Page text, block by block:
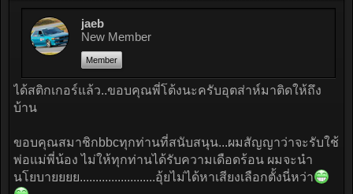
jaeb
New Member
Member
ได้สติกเกอร์แล้ว..ขอบคุณพี่โต้งนะครับอุตส่าห์มาติดให้ถึง
บ้าน
ขอบคุณสมาชิกbbcทุกท่านที่สนับสนุน...ผมสัญญาว่าจะรับใช้
พ่อแม่พี่น้อง ไม่ให้ทุกท่านได้รับความเดือดร้อน ผมจะนำ
นโยบายยยย........................อุ้ยไม่ได้หาเสียงเลือกตั้งนี่หว่า